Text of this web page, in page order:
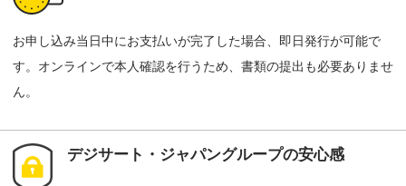
お申し込み当日中にお支払いが完了した場合、即日発行が可能で
す。オンラインで本人確認を行うため、書類の提出も必要ありませ
ん。
デジサート・ジャパングループの安心感